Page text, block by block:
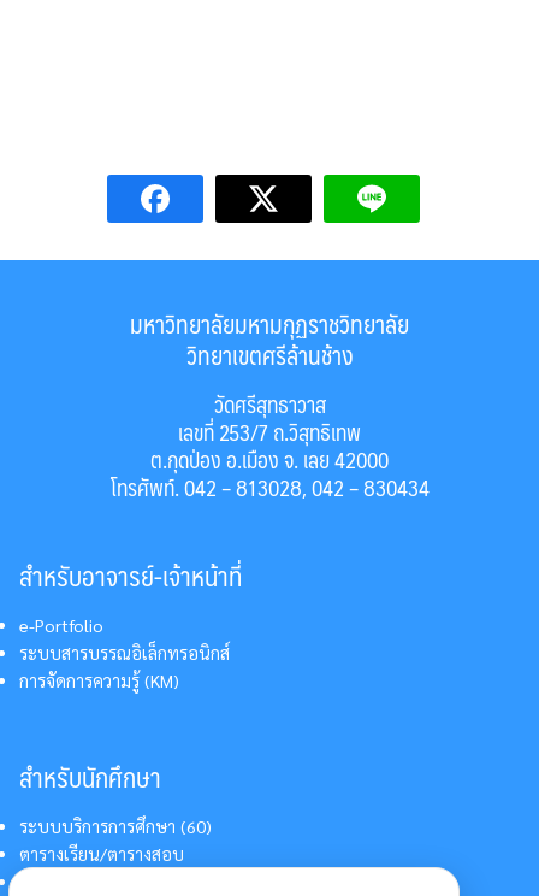
มหาวิทยาลัยมหามกุฏราชวิทยาลัย
วิทยาเขตศรีล้านช้าง
วัดศรีสุทธาวาส
เลขที่ 253/7 ถ.วิสุทธิเทพ
ต.กุดป่อง อ.เมือง จ. เลย 42000
โทรศัพท์. 042 – 813028, 042 – 830434
สำหรับอาจารย์-เจ้าหน้าที่
e-Portfolio
ระบบสารบรรณอิเล็กทรอนิกส์
การจัดการความรู้ (KM)
สำหรับนักศึกษา
ระบบบริการการศึกษา (60)
ตารางเรียน/ตารางสอบ